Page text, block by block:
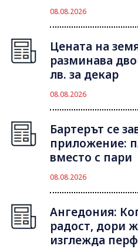
08.08.2026
Цената на
разминава
лв. за декар
08.08.2026
Бартерът се
приложение:
вместо с пари
08.08.2026
Ангедония:
радост, дори
изглежда